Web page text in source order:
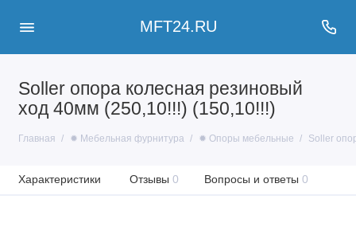
MFT24.RU
Soller опора колесная резиновый
ход 40мм (250,10!!!) (150,10!!!)
Главная ✹ Мебельная фурнитура ✹ Опоры мебельные Soller
Характеристики Отзывы 0 Вопросы и ответы 0